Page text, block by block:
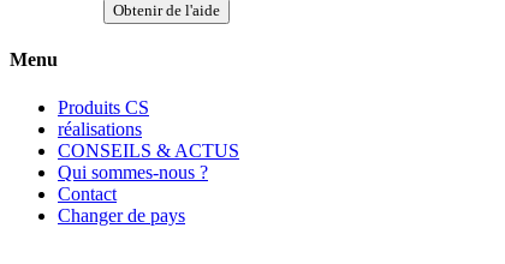
Obtenir de l'aide
Menu
Produits CS
réalisations
CONSEILS & ACTUS
Qui sommes-nous ?
Contact
Changer de pays